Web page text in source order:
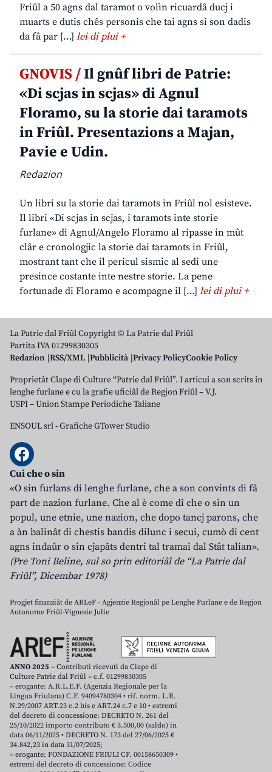
Friûl a 50 agns dal taramot o volìn ricuardâ ducj i
muarts e dutis chês personis che tai agns si son dadis
da fâ par […] lei di plui +
GNOVIS /Il gnûf libri de Patrie:
«Di scjas in scjas» di Agnul
Floramo, su la storie dai taramots
in Friûl. Presentazions a Majan,
Pavie e Udin.
Redazion
Un libri su la storie dai taramots in Friûl nol esisteve.
Il libri «Di scjas in scjas, i taramots inte storie
furlane» di Agnul/Angelo Floramo al ripasse in mût
clâr e cronologjic la storie dai taramots in Friûl,
mostrant tant che il pericul sismic al sedi une
presince costante inte nestre storie. La pene
fortunade di Floramo e acompagne il […] lei di plui +
La Patrie dal Friûl Copyright © La Patrie dal Friûl
Partita IVA 01299830305
Redazion RSS/XML Pubblicità Privacy PolicyCookie Policy
Proprietât Clape di Culture “Patrie dal Friûl”. I articui a son scrits in
lenghe furlane e cu la grafie uficiâl de Regjon Friûl – V.J.
USPI – Union Stampe Periodiche Taliane
ENSOUL srl-Grafiche GTower Studio
Cui che o sin
«O sin furlans di lenghe furlane, che a son convints di fâ
part de nazion furlane. Che al è come dî che o sin un
popul, une etnie, une nazion, che dopo tancj parons, che
a àn balinât di chestis bandis dilunc i secui, cumò di cent
agns indaûr o sin cjapâts dentri tal tramai dal Stât talian».
(Pre Toni Beline, sul so prin editoriâl de “La Patrie dal
Friûl”, Dicembar 1978)
Progjet finanziât de ARLeF - Agjenzie Regjonâl pe Lenghe Furlane e de Regjon
Autonome Friûl-Vignesie Julie
ANNO 2025 – Contributi ricevuti da Clape di
Culture Patrie dal Friûl – c.f. 01299830305
– erogante: A.R.L.E.F. (Agenzia Regionale per la
Lingua Friulana) C.F. 94094780304 • rif. norm. L.R.
N.29/2007 ART.23 c.2 bis e ART.24 c.7 e 10 • estremi
del decreto di concessione: DECRETO N. 261 del
25/10/2022 importo contributo € 3.500,00 (saldo) in
data 06/11/2025 • DECRETO N. 173 del 27/06/2025 €
34.842,23 in data 31/07/2025;
– erogante: FONDAZIONE FRIULI CF. 00158650309 •
estremi del decreto di concessione: Codice